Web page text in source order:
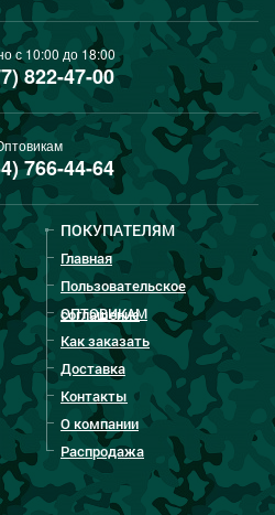
с 10:00 до 18:00
822-47-00
766-44-64
ПОКУПАТЕЛЯМ
Главная
Пользовательское
соглашение
ОПТОВИКАМ
Как заказать
Доставка
Контакты
О компании
Распродажа